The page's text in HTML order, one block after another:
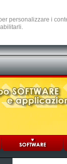
personalizzare i